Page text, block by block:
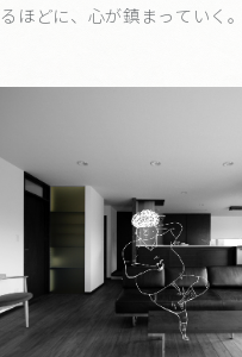
ほどに、心が鎮まっていく。